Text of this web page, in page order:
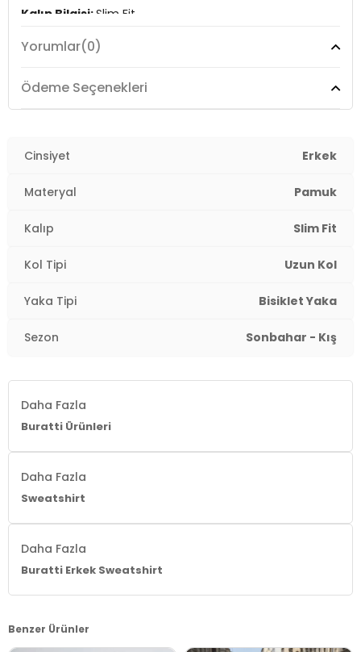
Kalıp Bilgisi:Slim Fit
Manken Bedeni:
Yorumlar(0)
Ödeme Seçenekleri
Cinsiyet Erkek
Materyal Pamuk
Kalıp Slim Fit
Kol Tipi Uzun Kol
Yaka Tipi Bisiklet Yaka
Sezon Sonbahar - Kış
Daha Fazla
Buratti Ürünleri
Daha Fazla
Sweatshirt
Daha Fazla
Buratti Erkek Sweatshirt
Benzer Ürünler